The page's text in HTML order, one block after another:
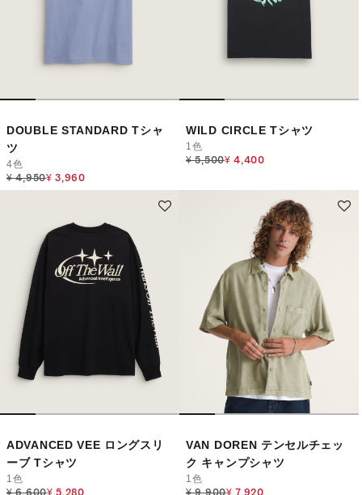
DOUBLE STANDARD Tシャ
ツ
4色
Price reduced from
¥ 4,950to
¥ 3,960
WILD CIRCLE Tシャツ
1色
Price reduced from
¥ 5,500to
¥ 4,400
ADVANCED VEE ロングスリ
ーブ Tシャツ
1色
Price reduced from
¥ 6,600to
¥ 5,280
VAN DOREN テンセルチェッ
ク キャンプシャツ
1色
Price reduced from
¥ 9,900to
¥ 7,920